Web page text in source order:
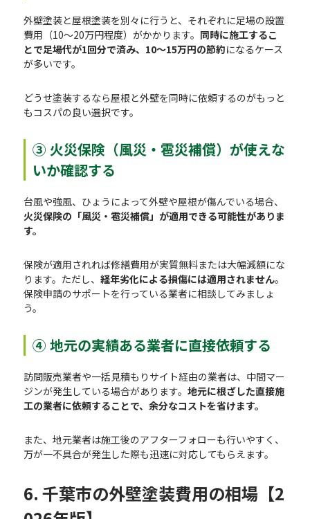
外壁塗装と屋根塗装を別々に行うと、それぞれに足場の設置
費用（10〜20万円程度）がかかります。 同時に施工するこ
とで足場代が1回分で済み、10〜15万円の節約になるケース
が多いです。
どうせ塗装するなら屋根と外壁を同時に依頼するのがもっと
もコスパの良い選択です。
③ 火災保険（風災・雹災補償）が使えな
いか確認する
台風や強風、ひょうによって外壁や屋根が傷んでいる場合、
火災保険の「風災・雹災補償」が適用できる可能性がありま
す。
保険が適用されれば修繕費用が実質無料または大幅減額にな
ります。ただし、 経年劣化による損傷には適用されません。
保険申請のサポートを行っている業者に相談してみましょ
う。
④ 地元の実績ある業者に直接依頼する
訪問販売業者や一括見積もりサイト経由の業者は、中間マー
ジンが発生している場合があります。 地元に根ざした直接施
工の業者に依頼することで、余分なコストを省けます。
また、地元業者は施工後のアフターフォローも行いやすく、
万が一不具合が発生した際も迅速に対応してもらえます。
6. 千葉市の外壁塗装費用の相場【2